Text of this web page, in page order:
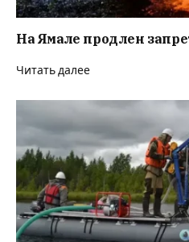
На Ямале продлен
Читать далее